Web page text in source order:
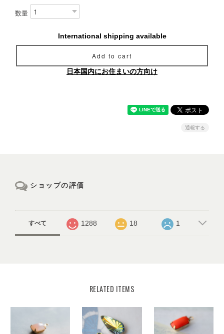
数量
International shipping available
Add to cart
日本国内にお住まいの方向け
通報する
ショップの評価
すべて 1288 18 1
RELATED ITEMS